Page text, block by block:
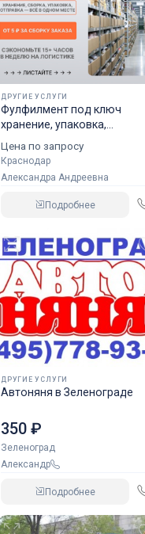
ДРУГИЕ УСЛУГИ
Фулфилмент под ключ
хранение, упаковка,
Цена по запросу
Краснодар
Александра Андреевна
Подробнее
ДРУГИЕ УСЛУГИ
Автоняня в Зеленограде
350 ₽
Зеленоград
Александр
Подробнее